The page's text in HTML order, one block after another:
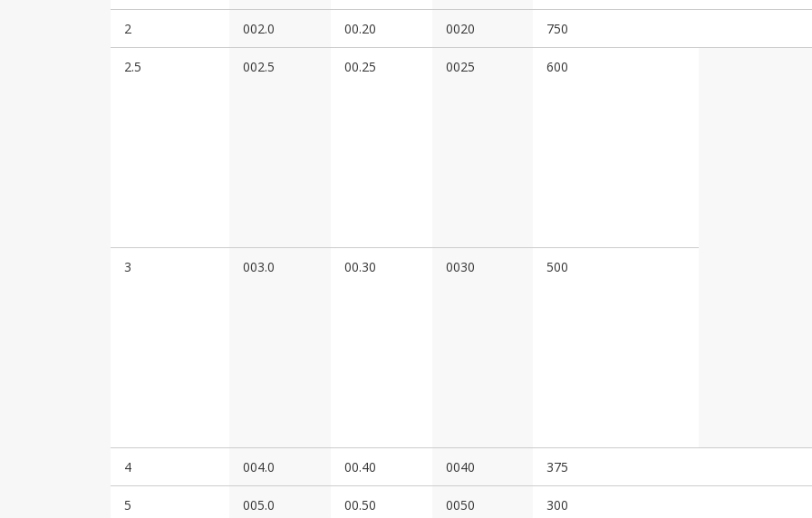
2 002.0 00.20 0020 750
2.5 002.5 00.25 0025 600
3 003.0 00.30 0030 500
4 004.0 00.40 0040 375
5 005.0 00.50 0050 300